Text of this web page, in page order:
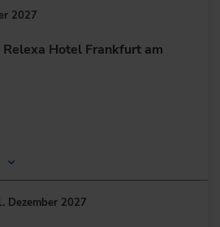
2027
Hotel Frankfurt am
Main
Dezember 2027